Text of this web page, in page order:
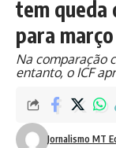
tem
para março
Na comparação
entanto, o ICF
Jornalismo MT